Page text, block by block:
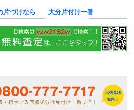
片づけなら 大分片付け一番